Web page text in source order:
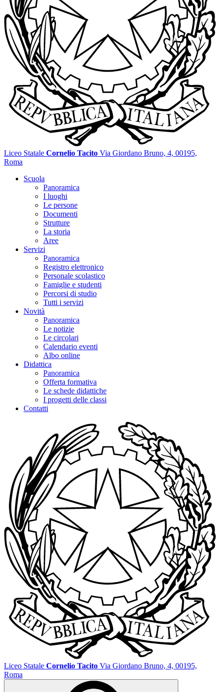
Liceo Statale Cornelio Tacito Via Giordano Bruno, 4, 00195,
Roma
Scuola
Panoramica
I luoghi
Le persone
Documenti
Strutture
La storia
Aree
Servizi
Panoramica
Registro elettronico
Personale scolastico
Famiglie e studenti
Percorsi di studio
Tutti i servizi
Novità
Panoramica
Le notizie
Le circolari
Calendario eventi
Albo online
Didattica
Panoramica
Offerta formativa
Le schede didattiche
I progetti delle classi
Contatti
Liceo Statale Cornelio Tacito Via Giordano Bruno, 4, 00195,
Roma